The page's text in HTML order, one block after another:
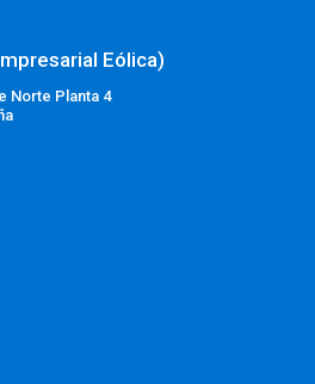
Eólica)
Norte Planta 4